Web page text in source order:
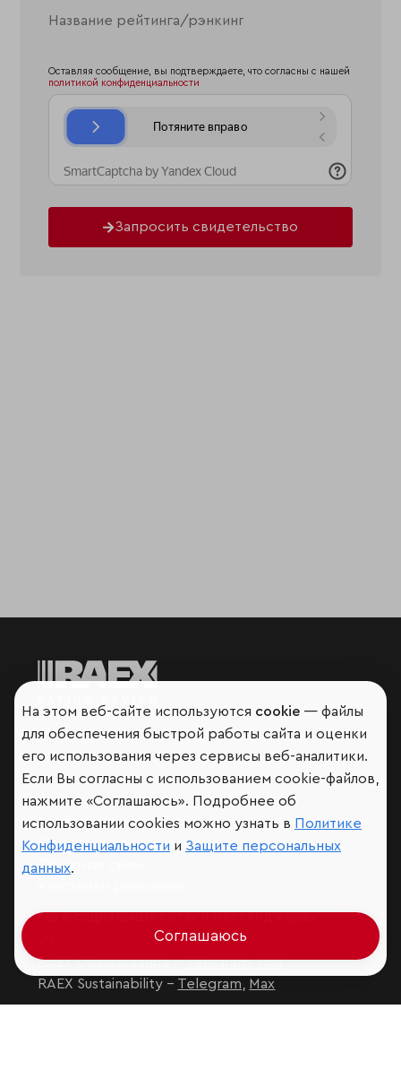
Оставляя сообщение, вы подтверждаете, что согласны с нашей
политикой конфиденциальности
Запросить свидетельство
Мир сквозь призму рейтингов
Аналитика
Контактная информация
Подписаться на рассылку
Обратная связь
Мы в социальных сетях и мессенджерах
RAEX Образование –Telegram,Max
RAEX Sustainability – Telegram Max
На этом веб-сайте используются cookie — файлы
для обеспечения быстрой работы сайта и оценки
его использования через сервисы веб-аналитики.
Если Вы согласны с использованием cookie-файлов,
нажмите «Соглашаюсь». Подробнее об
использовании cookies можно узнать в Политике
Конфиденциальности и Защите персональных
данных.
Соглашаюсь